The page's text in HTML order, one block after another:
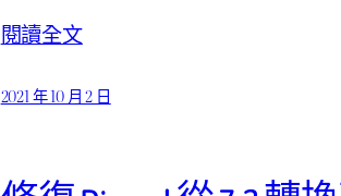
閱讀全文
2021 年 10 月 2 日